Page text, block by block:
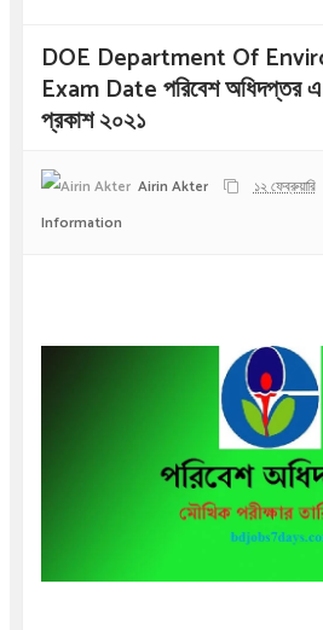
DOE Department Of
Exam Date পরিবেশ অধিদপ্তর এ
প্রকাশ ২০২১
Airin Akter ১২ ফেব্রুয়ারি
Information